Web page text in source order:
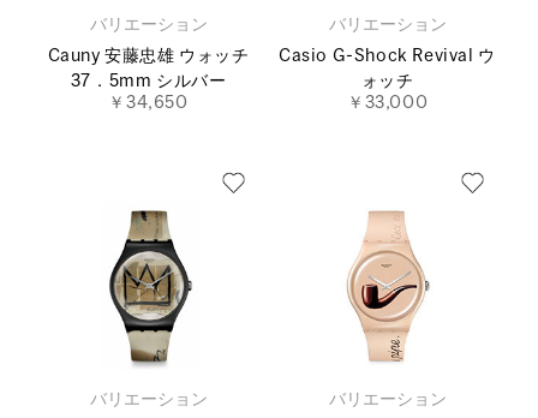
バリエーション
Cauny 安藤忠雄 ウォッチ
37．5mm シルバー
￥34,650
バリエーション
Casio G-Shock Revival ウ
ォッチ
￥33,000
バリエーション
バリエーション